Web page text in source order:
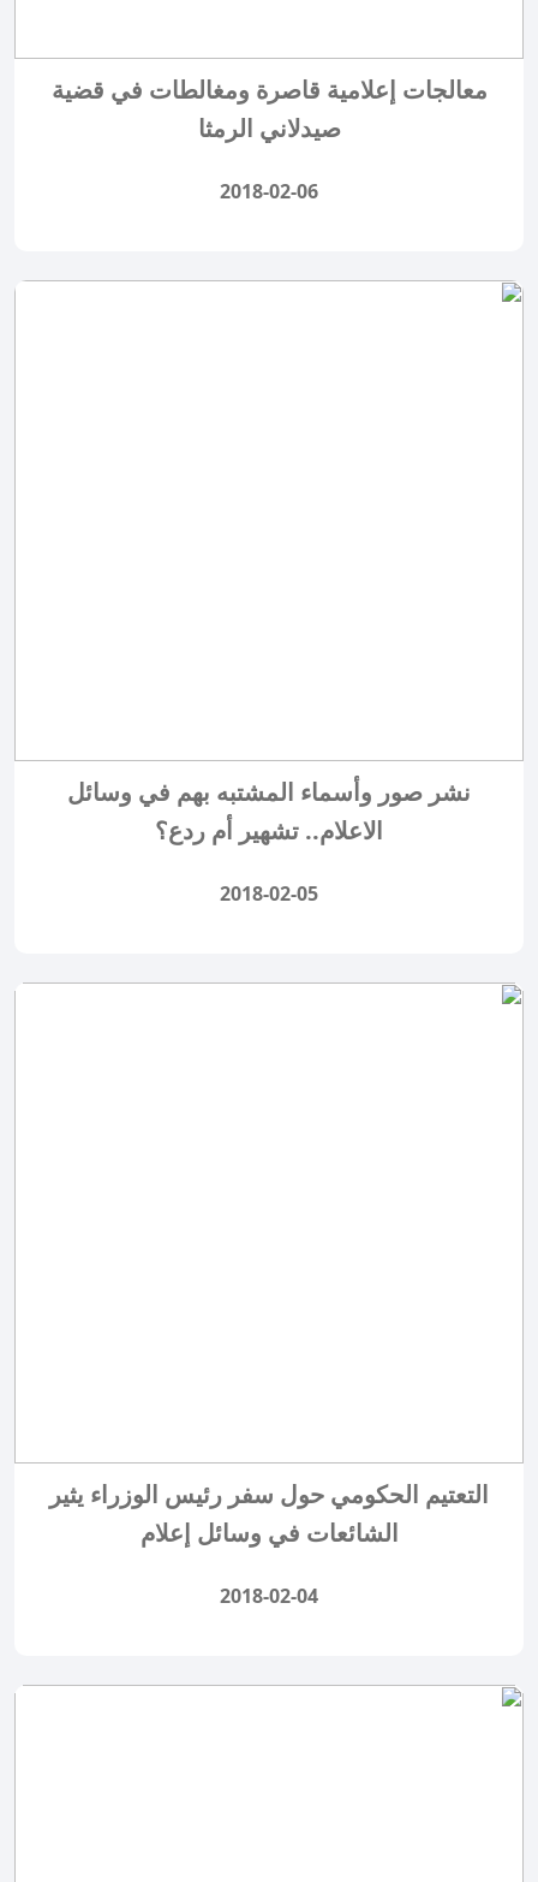
معالجات إعلامية قاصرة ومغالطات في قضية
صيدلاني الرمثا
2018-02-06
نشر صور وأسماء المشتبه بهم في وسائل
الاعلام.. تشهير أم ردع؟
2018-02-05
التعتيم الحكومي حول سفر رئيس الوزراء يثير
الشائعات في وسائل إعلام
2018-02-04